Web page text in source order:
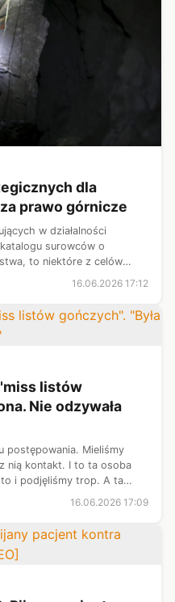
dla
prawo górnicze
w działalności
surowców o
to niektóre z celów
opublikowano we wtorek.
16.06.2026 17:12
listów
Nie odzywała
postępowania. Mie­liśmy
nią kontakt. I to ta osoba
to i podjęliśmy trop. A ta
Kierowała się w stronę
16.06.2026 17:09